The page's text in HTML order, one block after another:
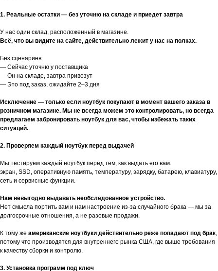
1. Реальные остатки — без уточню на складе и приедет завтра
У нас один склад, расположенный в магазине.
Всё, что вы видите на сайте, действительно лежит у нас на полках.
Без сценариев:
— Сейчас уточню у поставщика
— Он на складе, завтра привезут
— Это под заказ, ожидайте 2–3 дня
Исключение — только если ноутбук покупают в момент вашего заказа в
розничном магазине. Мы не всегда можем это контролировать, но всегда
предлагаем забронировать ноутбук для вас, чтобы избежать таких
ситуаций.
2. Проверяем каждый ноутбук перед выдачей
Мы тестируем каждый ноутбук перед тем, как выдать его вам:
экран, SSD, оперативную память, температуру, зарядку, батарею, клавиатуру,
сеть и сервисные функции.
Нам невыгодно выдавать необследованное устройство.
Нет смысла портить вам и нам настроение из-за случайного брака — мы за
долгосрочные отношения, а не разовые продажи.
К тому же американские ноутбуки действительно реже попадают под брак,
потому что производятся для внутреннего рынка США, где выше требования
к качеству сборки и контролю.
3. Установка программ под ключ